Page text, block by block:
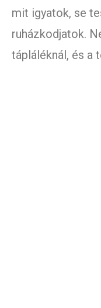
mit igyatok, se
ruházkodjatok.
tápláléknál, és a